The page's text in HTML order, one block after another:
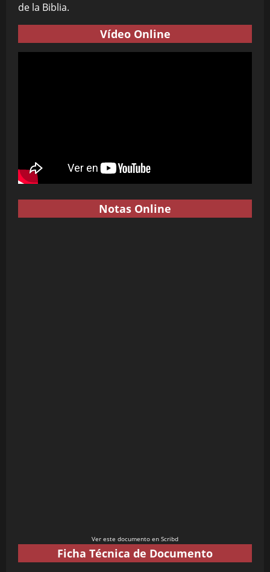
de la Biblia.
Vídeo Online
Notas Online
Ver este documento en Scribd
Ficha Técnica de Documento